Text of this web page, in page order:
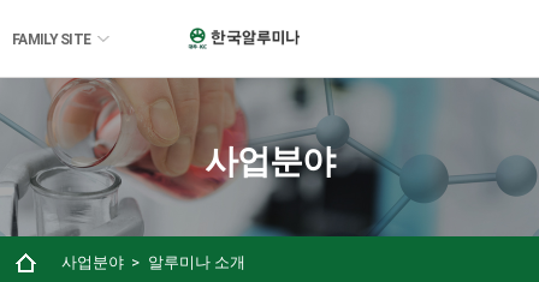
FAMILY SITE
사업분야
사업분야 알루미나 소개